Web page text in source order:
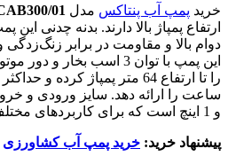
خرید پمپ آب پنتاکس مدل 01
ارتفاع پمپاژ بالا دارند. بدنه چدنی این
دوام بالا و مقاومت در برابر
و 1 اینچ است که برای کاربردهای مختلف بهینه شده است.
پیشنهاد خرید: خرید پمپ آب کشاورزی